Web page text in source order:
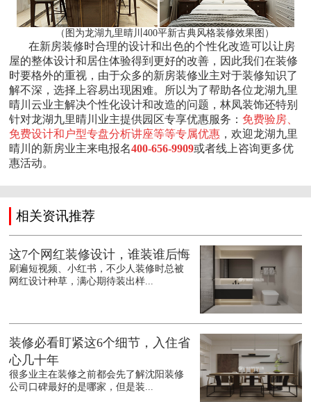
（图为龙湖九里晴川400平新古典风格装修效果图）
在新房装修时合理的设计和出色的个性化改造可以让房
屋的整体设计和居住体验得到更好的改善，因此我们在装修
时要格外的重视，由于众多的新房装修业主对于装修知识了
解不深，选择上容易出现困难。所以为了帮助各位龙湖九里
晴川云业主解决个性化设计和改造的问题，林凤装饰还特别
针对龙湖九里晴川业主提供园区专享优惠服务： 免费验房、
免费设计和户型专盘分析讲座等等专属优惠 ，欢迎龙湖九里
晴川的新房业主来电报名400-656-9909或者线上咨询更多优
惠活动。
相关资讯推荐
这7个网红装修设计，谁装谁后悔
刷遍短视频、小红书，不少人装修时总被
网红设计种草，满心期待装出样...
装修必看盯紧这6个细节，入住省
心几十年
很多业主在装修之前都会先了解沈阳装修
公司口碑最好的是哪家，但是装...